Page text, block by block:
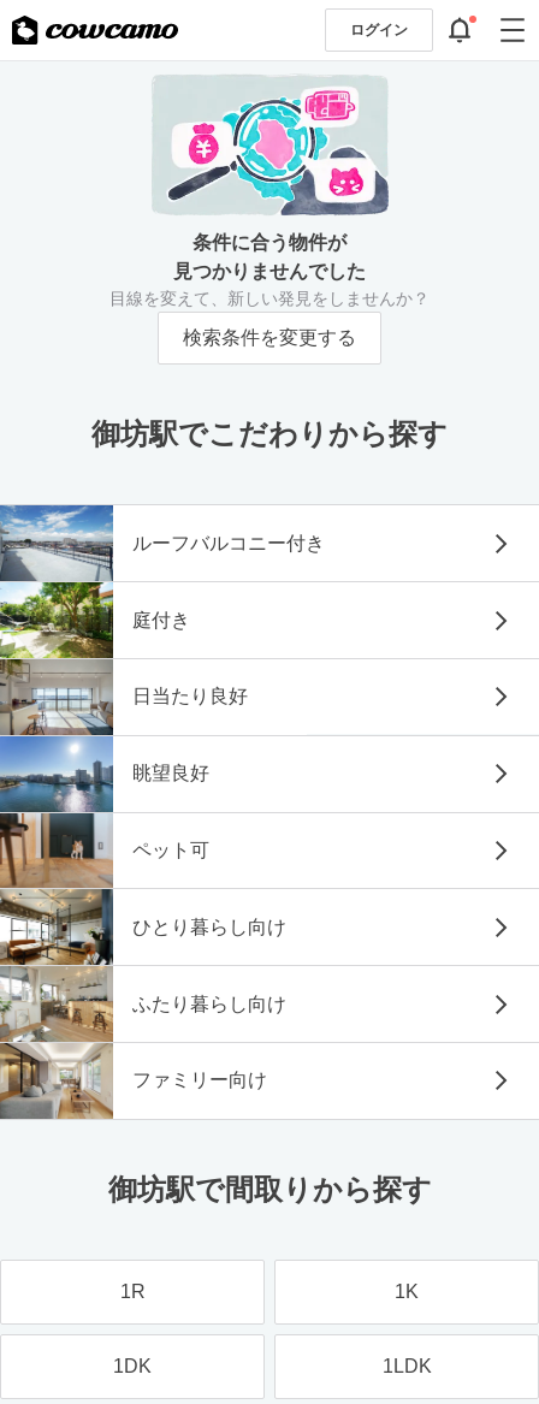
ログイン
条件に合う物件が
見つかりませんでした
目線を変えて、新しい発見をしませんか？
検索条件を変更する
御坊駅でこだわりから探す
ルーフバルコニー付き
庭付き
日当たり良好
眺望良好
ペット可
ひとり暮らし向け
ふたり暮らし向け
ファミリー向け
御坊駅で間取りから探す
1R 1K
1DK 1LDK